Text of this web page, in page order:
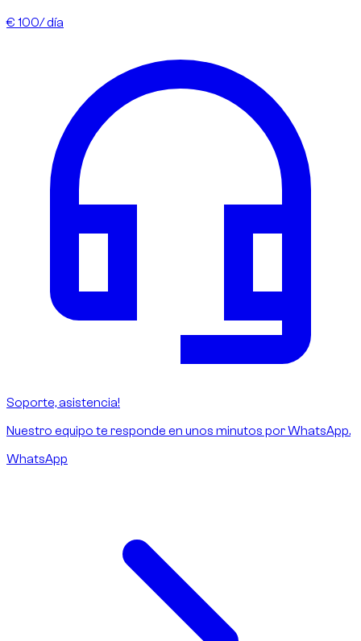
€ 100/ día
Soporte, asistencia!
Nuestro equipo te responde en unos minutos por WhatsApp.
WhatsApp